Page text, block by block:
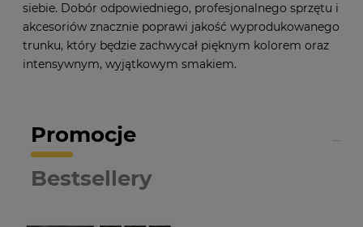
siebie. Dobór odpowiedniego, profesjonalnego sprzętu i
akcesoriów znacznie poprawi jakość wyprodukowanego
trunku, który będzie zachwycał pięknym kolorem oraz
intensywnym, wyjątkowym smakiem.
Promocje
Bestsellery